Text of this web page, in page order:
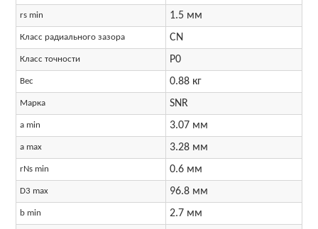
rs min 1.5 мм
Класс радиального зазора CN
Класс точности P0
Вес 0.88 кг
Марка SNR
a min 3.07 мм
a max 3.28 мм
rNs min 0.6 мм
D3 max 96.8 мм
b min 2.7 мм